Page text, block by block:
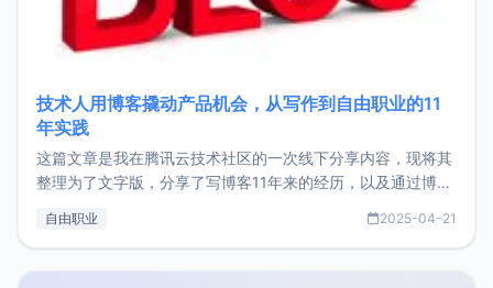
技术人用博客撬动产品机会，从写作到自由职业的11
年实践
这篇文章是我在腾讯云技术社区的一次线下分享内容，现将其
整理为了文字版，分享了写博客11年来的经历，以及通过博客
了我的首个产品ImgURL的真实数据和产品现状。自我介绍大
自由职业 2025-04-21